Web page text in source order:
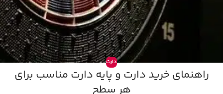
دارت
راهنمای خرید دارت و پایه دارت مناسب برای
هر سطح